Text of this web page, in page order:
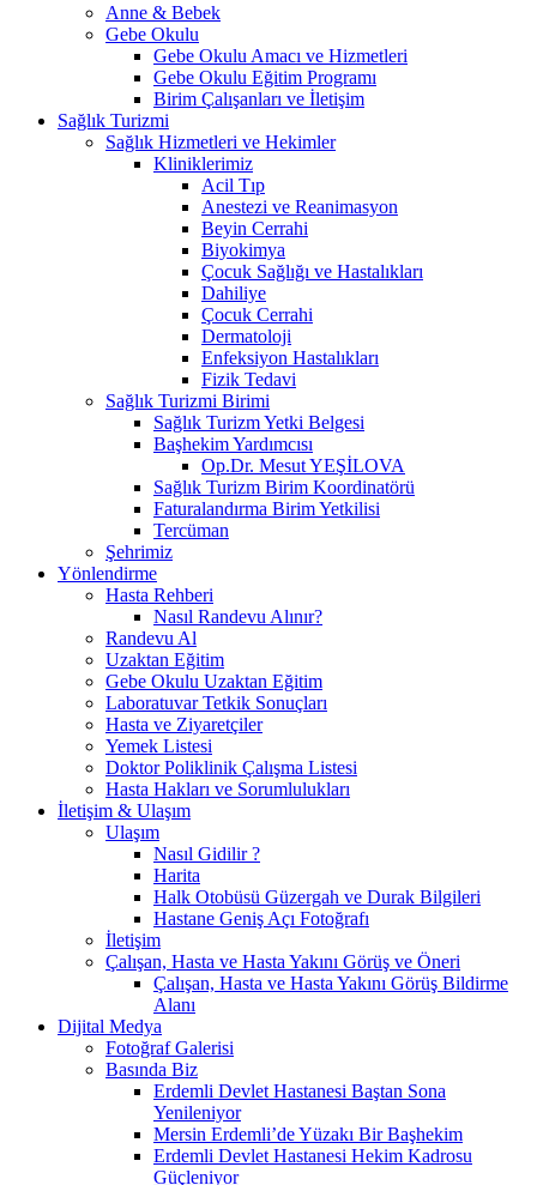
Anne & Bebek
Gebe Okulu
Gebe Okulu Amacı ve Hizmetleri
Gebe Okulu Eğitim Programı
Birim Çalışanları ve İletişim
Sağlık Turizmi
Sağlık Hizmetleri ve Hekimler
Kliniklerimiz
Acil Tıp
Anestezi ve Reanimasyon
Beyin Cerrahi
Biyokimya
Çocuk Sağlığı ve Hastalıkları
Dahiliye
Çocuk Cerrahi
Dermatoloji
Enfeksiyon Hastalıkları
Fizik Tedavi
Sağlık Turizmi Birimi
Sağlık Turizm Yetki Belgesi
Başhekim Yardımcısı
Op.Dr. Mesut YEŞİLOVA
Sağlık Turizm Birim Koordinatörü
Faturalandırma Birim Yetkilisi
Tercüman
Şehrimiz
Yönlendirme
Hasta Rehberi
Nasıl Randevu Alınır?
Randevu Al
Uzaktan Eğitim
Gebe Okulu Uzaktan Eğitim
Laboratuvar Tetkik Sonuçları
Hasta ve Ziyaretçiler
Yemek Listesi
Doktor Poliklinik Çalışma Listesi
Hasta Hakları ve Sorumlulukları
İletişim & Ulaşım
Ulaşım
Nasıl Gidilir ?
Harita
Halk Otobüsü Güzergah ve Durak Bilgileri
Hastane Geniş Açı Fotoğrafı
İletişim
Çalışan, Hasta ve Hasta Yakını Görüş ve Öneri
Çalışan, Hasta ve Hasta Yakını Görüş Bildirme
Alanı
Dijital Medya
Fotoğraf Galerisi
Basında Biz
Erdemli Devlet Hastanesi Baştan Sona
Yenileniyor
Mersin Erdemli’de Yüzakı Bir Başhekim
Erdemli Devlet Hastanesi Hekim Kadrosu
Güçleniyor